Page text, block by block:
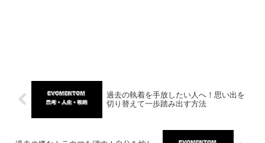
過去の執着を手放したい人へ！思い出を
切り替えて一歩踏み出す方法